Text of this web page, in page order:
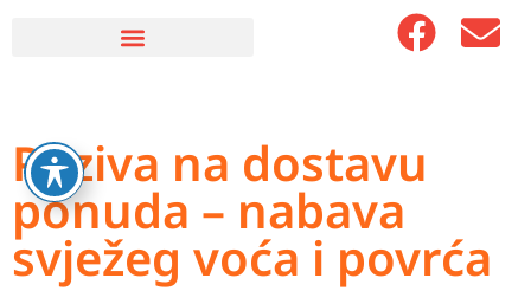
Poziva na dostavu
ponuda – nabava
svježeg voća i povrća